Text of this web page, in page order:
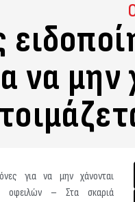
να
για να μην χάνονται
οφειλών – Στα σκαριά